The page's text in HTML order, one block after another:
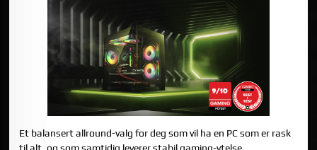
Et balansert allround-valg for deg som vil ha en PC som er rask
til alt, og som samtidig leverer stabil gaming-ytelse.